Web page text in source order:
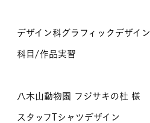
デザイン科グラフィックデザイ
科目/作品実習
八木山動物園 フジサキの杜 様
スタッフTシャツデザイン